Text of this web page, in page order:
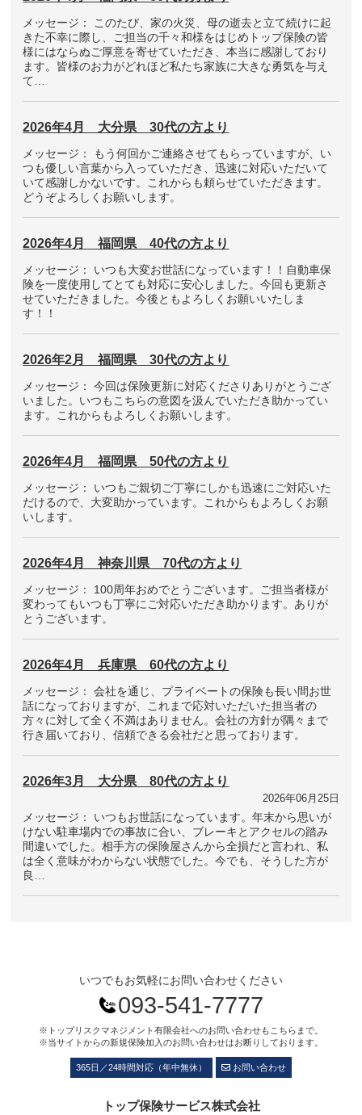
メッセージ： このたび、家の火災、母の逝去と立て続けに起
きた不幸に際し、ご担当の千々和様をはじめトップ保険の皆
様にはならぬご厚意を寄せていただき、本当に感謝しており
ます。皆様のお力がどれほど私たち家族に大きな勇気を与え
て…
2026年4月 大分県 30代の方より
メッセージ： もう何回かご連絡させてもらっていますが、い
つも優しい言葉から入っていただき、迅速に対応いただいて
いて感謝しかないです。これからも頼らせていただきます。
どうぞよろしくお願いします。
2026年4月 福岡県 40代の方より
メッセージ： いつも大変お世話になっています！！自動車保
険を一度使用してとても対応に安心しました。今回も更新さ
せていただきました。今後ともよろしくお願いいたしま
す！！
2026年2月 福岡県 30代の方より
メッセージ： 今回は保険更新に対応くださりありがとうござ
いました。いつもこちらの意図を汲んでいただき助かってい
ます。これからもよろしくお願いします。
2026年4月 福岡県 50代の方より
メッセージ： いつもご親切ご丁寧にしかも迅速にご対応いた
だけるので、大変助かっています。これからもよろしくお願
いします。
2026年4月 神奈川県 70代の方より
メッセージ： 100周年おめでとうございます。ご担当者様が
変わってもいつも丁寧にご対応いただき助かります。ありが
とうございます。
2026年4月 兵庫県 60代の方より
メッセージ： 会社を通じ、プライベートの保険も長い間お世
話になっておりますが、これまで応対いただいた担当者の
方々に対して全く不満はありません。会社の方針が隅々まで
行き届いており、信頼できる会社だと思っております。
2026年3月 大分県 80代の方より
2026年06月25日
メッセージ： いつもお世話になっています。年末から思いが
けない駐車場内での事故に合い、ブレーキとアクセルの踏み
間違いでした。相手方の保険屋さんから全損だと言われ、私
は全く意味がわからない状態でした。今でも、そうした方が
良…
いつでもお気軽にお問い合わせください
093-541-7777
※トップリスクマネジメント有限会社へのお問い合わせもこちらまで。
※当サイトからの新規保険加入のお問い合わせはお断りしております。
365日／24時間対応（年中無休） お問い合わせ
トップ保険サービス株式会社